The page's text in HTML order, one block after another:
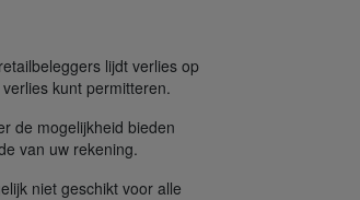
lijdt verlies op
kunt permitteren.
de mogelijkheid bieden
van uw rekening.
niet geschikt voor alle